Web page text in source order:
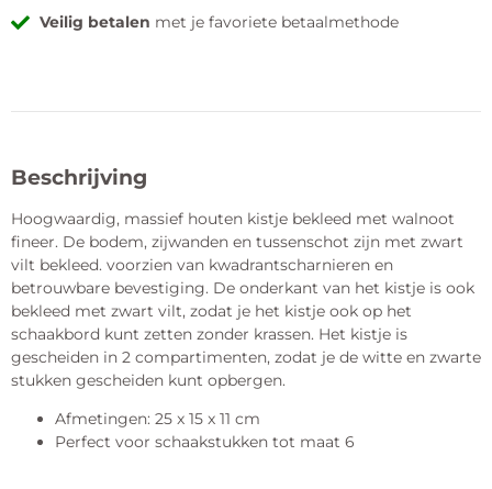
Veilig betalen met je favoriete betaalmethode
Beschrijving
Hoogwaardig, massief houten kistje bekleed met walnoot
fineer. De bodem, zijwanden en tussenschot zijn met zwart
vilt bekleed. voorzien van kwadrantscharnieren en
betrouwbare bevestiging. De onderkant van het kistje is ook
bekleed met zwart vilt, zodat je het kistje ook op het
schaakbord kunt zetten zonder krassen. Het kistje is
gescheiden in 2 compartimenten, zodat je de witte en zwarte
stukken gescheiden kunt opbergen.
Afmetingen: 25 x 15 x 11 cm
Perfect voor schaakstukken tot maat 6